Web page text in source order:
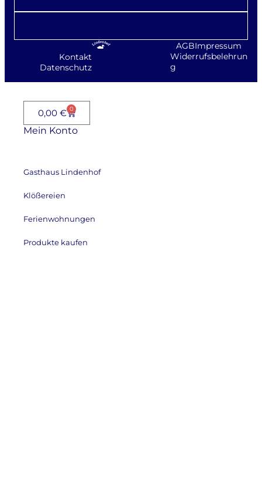
Kontakt
Datenschutz
AGBImpressum
Widerrufsbelehrun
g
0,00 € 0
Mein Konto
Gasthaus Lindenhof
Klößereien
Ferienwohnungen
Produkte kaufen